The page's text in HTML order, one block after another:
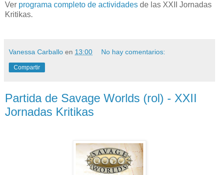
Ver programa completo de actividades de las XXII Jornadas
Kritikas.
Vanessa Carballo en 13:00 No hay comentarios:
Compartir
Partida de Savage Worlds (rol) - XXII
Jornadas Kritikas